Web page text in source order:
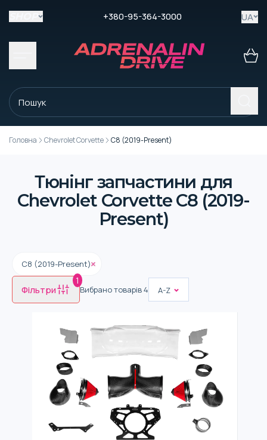
+380-95-364-3000 UA
Головна Chevrolet Corvette C8 (2019-Present)
Тюнінг запчастини для
Chevrolet Corvette C8 (2019-
Present)
C8 (2019-Present)
Фільтри
1
Вибрано товарів4 A-Z